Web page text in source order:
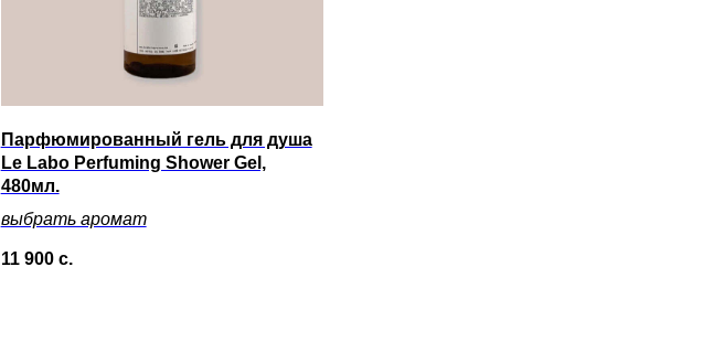
Парфюмированный гель для душа
Le Labo Perfuming Shower Gel,
480мл.
выбрать аромат
11 900 с.